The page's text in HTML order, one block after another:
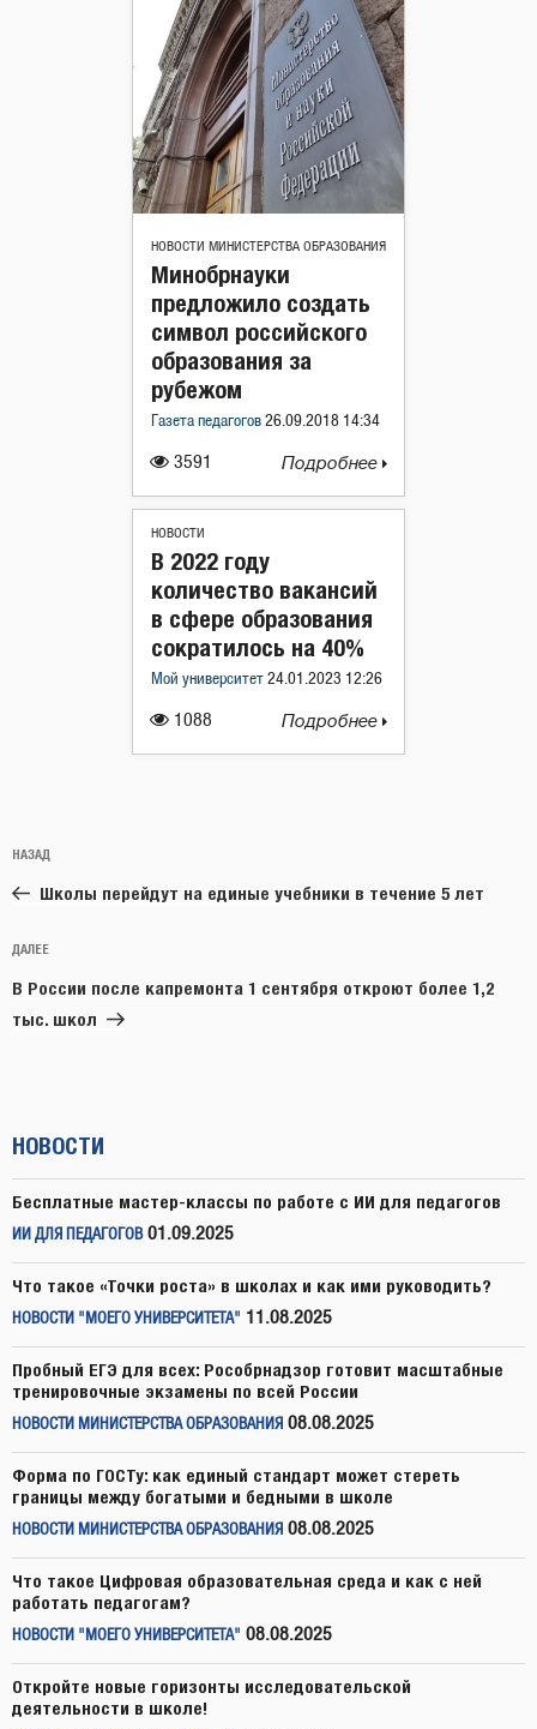
НОВОСТИ МИНИСТЕРСТВА ОБРАЗОВАНИЯ
3591
Минобрнауки
предложило создать
символ российского
образования за
рубежом
Газета педагогов 26.09.2018 14:34
Подробнее
НОВОСТИ
1088
В 2022 году
количество вакансий
в сфере образования
сократилось на 40%
Мой университет 24.01.2023 12:26
Подробнее
по
записям
Предыдущая
запись:
НАЗАД
Школы перейдут на единые учебники в течение 5 лет
Следующая
запись
ДАЛЕЕ
В России после капремонта 1 сентября откроют более 1,2
тыс. школ
НОВОСТИ
Бесплатные мастер-классы по работе с ИИ для педагогов
ИИ ДЛЯ ПЕДАГОГОВ 01.09.2025
Что такое «Точки роста» в школах и как ими руководить?
НОВОСТИ "МОЕГО УНИВЕРСИТЕТА" 11.08.2025
Пробный ЕГЭ для всех: Рособрнадзор готовит масштабные
тренировочные экзамены по всей России
НОВОСТИ МИНИСТЕРСТВА ОБРАЗОВАНИЯ 08.08.2025
Форма по ГОСТу: как единый стандарт может стереть
границы между богатыми и бедными в школе
НОВОСТИ МИНИСТЕРСТВА ОБРАЗОВАНИЯ 08.08.2025
Что такое Цифровая образовательная среда и как с ней
работать педагогам?
НОВОСТИ "МОЕГО УНИВЕРСИТЕТА" 08.08.2025
Откройте новые горизонты исследовательской
деятельности в школе!